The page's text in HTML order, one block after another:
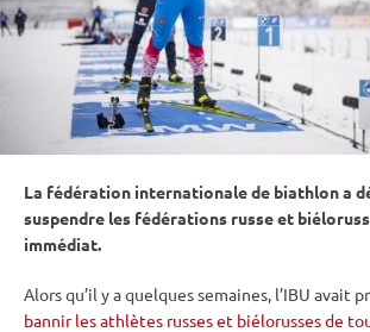
La fédération internationale de biathlon a
suspendre les fédérations russe et
immédiat.
Alors qu’il y a quelques semaines, l’IBU avait
bannir les athlètes russes et biélorusses de